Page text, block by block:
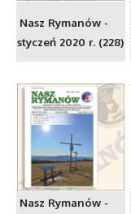
Nasz Rymanów -
styczeń 2020 r. (228)
Nasz Rymanów -